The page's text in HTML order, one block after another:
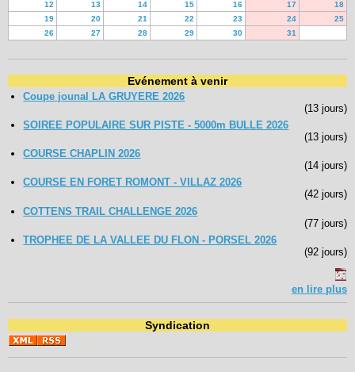
12
13 14 15 16 17
18
19
20 21 22 23 24
25
26
27 28 29 30 31
Evénement à venir
Coupe jounal LA GRUYERE 2026
(13 jours)
SOIREE POPULAIRE SUR PISTE - 5000m BULLE 2026
(13 jours)
COURSE CHAPLIN 2026
(14 jours)
COURSE EN FORET ROMONT - VILLAZ 2026
(42 jours)
COTTENS TRAIL CHALLENGE 2026
(77 jours)
TROPHEE DE LA VALLEE DU FLON - PORSEL 2026
(92 jours)
en lire plus
Syndication